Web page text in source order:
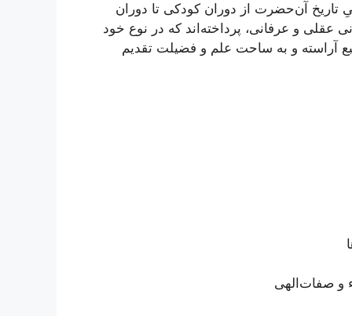
تاریخ آن‌حضرت از دوران کودکی تا دوران
عقلی و عرفانی، پرداخته‌‌اند که در نوع خود
آراسته و به ساحت علم و فضیلت تقدیم
و صفات‌الهی